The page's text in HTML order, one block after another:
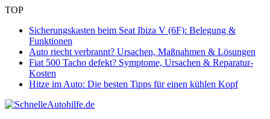
TOP
Sicherungskasten beim Seat Ibiza V (6F): Belegung &
Funktionen
Auto riecht verbrannt? Ursachen, Maßnahmen & Lösungen
Fiat 500 Tacho defekt? Symptome, Ursachen & Reparatur-
Kosten
Hitze im Auto: Die besten Tipps für einen kühlen Kopf